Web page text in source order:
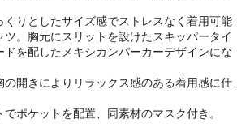
くりとしたサイズ感でストレスなく着用可能
ツ。胸元にスリットを設けたスキッパータイ
ドを配したメキシカンパーカーデザインにな
の開きによりリラックス感のある着用感に仕
ポケットを配置、同素材のマスク付き。